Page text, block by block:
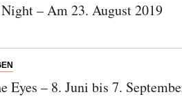
– Am 23. August 2019
Eyes – 8. Juni bis 7.